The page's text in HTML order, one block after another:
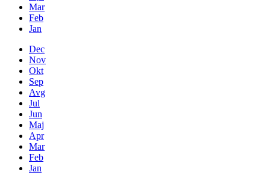
Mar
Feb
Jan
Dec
Nov
Okt
Sep
Avg
Jul
Jun
Maj
Apr
Mar
Feb
Jan